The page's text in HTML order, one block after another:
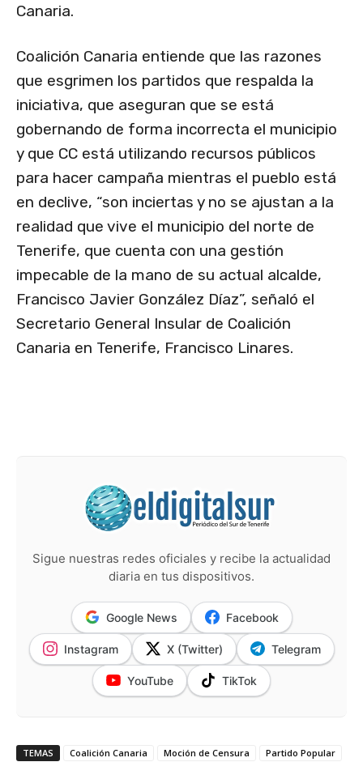
Canaria.
Coalición Canaria entiende que las razones
que esgrimen los partidos que respalda la
iniciativa, que aseguran que se está
gobernando de forma incorrecta el municipio
y que CC está utilizando recursos públicos
para hacer campaña mientras el pueblo está
en declive, “son inciertas y no se ajustan a la
realidad que vive el municipio del norte de
Tenerife, que cuenta con una gestión
impecable de la mano de su actual alcalde,
Francisco Javier González Díaz”, señaló el
Secretario General Insular de Coalición
Canaria en Tenerife, Francisco Linares.
Sigue nuestras redes oficiales y recibe la actualidad
diaria en tus dispositivos.
Google News Facebook
Instagram X (Twitter) Telegram
YouTube TikTok
TEMAS Coalición Canaria Moción de Censura
Partido Popular